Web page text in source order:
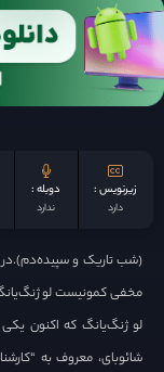
زیرنویس :
دارد
دوبله :
ندارد
مخفی کمونیست لو
لو ژنگ‌یانگ که اکنون
شائوبای، معروف به